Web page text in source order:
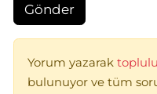
Gönder
Yorum yazarak
bulunuyor ve tüm